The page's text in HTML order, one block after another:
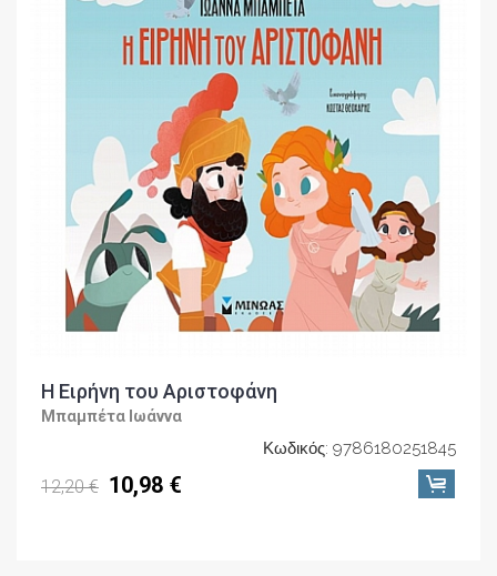
Η Ειρήνη του Αριστοφάνη
Μπαμπέτα Ιωάννα
Κωδικός: 9786180251845
12,20 € 10,98 €